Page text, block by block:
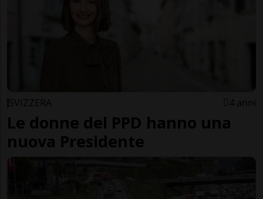
SVIZZERA 4 anni
Le donne del PPD hanno una
nuova Presidente